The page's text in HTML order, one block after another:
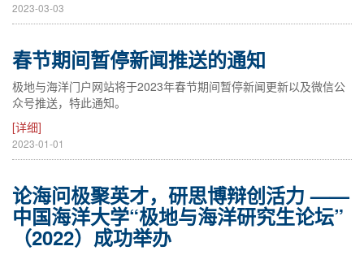
2023-03-03
春节期间暂停新闻推送的通知
极地与海洋门户网站将于2023年春节期间暂停新闻更新以及微信公
众号推送，特此通知。
[详细]
2023-01-01
论海问极聚英才，研思博辩创活力 ——
中国海洋大学“极地与海洋研究生论坛”
（2022）成功举办